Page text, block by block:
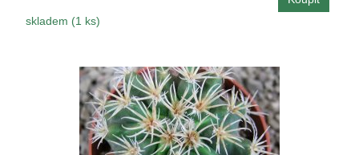
skladem (1 ks)